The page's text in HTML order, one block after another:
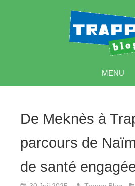
MENU
De Meknès à
parcours de
de santé